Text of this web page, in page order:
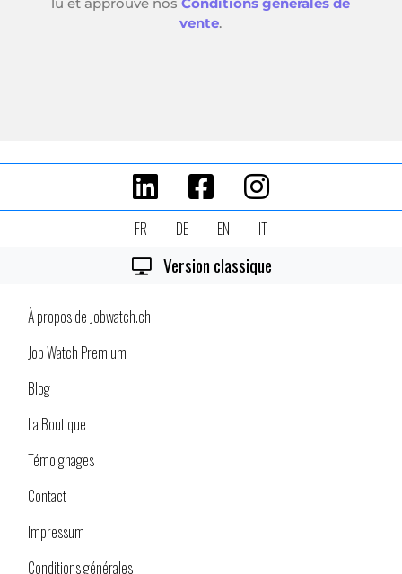
FR DE EN IT
Version classique
À propos de Jobwatch.ch
Job Watch Premium
Blog
La Boutique
Témoignages
Contact
Impressum
Conditions générales